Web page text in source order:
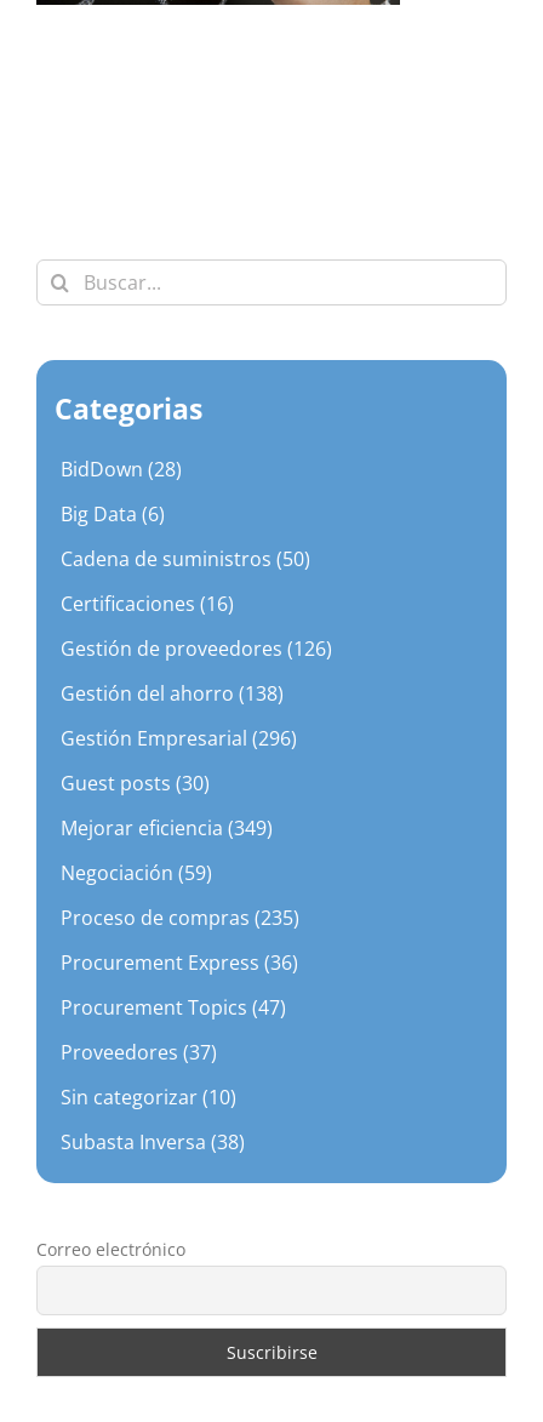
Buscar:
Categorias
BidDown (28)
Big Data (6)
Cadena de suministros (50)
Certificaciones (16)
Gestión de proveedores (126)
Gestión del ahorro (138)
Gestión Empresarial (296)
Guest posts (30)
Mejorar eficiencia (349)
Negociación (59)
Proceso de compras (235)
Procurement Express (36)
Procurement Topics (47)
Proveedores (37)
Sin categorizar (10)
Subasta Inversa (38)
Correo electrónico